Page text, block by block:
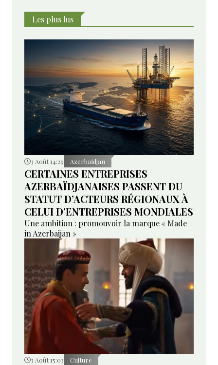
avec l’Union européenne. Entre dépendance
économique à l’UEEA et ambitions européennes,
contradictions deviennent de plus en plus difficiles à
masquer.
Les plus lus
3 Août 14:29 Azerbaïdjan
CERTAINES ENTREPRISES
AZERBAÏDJANAISES PASSENT DU
STATUT D’ACTEURS RÉGIONAUX À
CELUI D’ENTREPRISES MONDIALES
Une ambition : promouvoir la marque « Made
in Azerbaijan »
3 Août 15:03 Culture